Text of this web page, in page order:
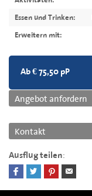
Essen und Trinken:
Erweitern mit:
Ab € 75,50 pP
Angebot anfordern
Kontakt
Ausflug teilen: